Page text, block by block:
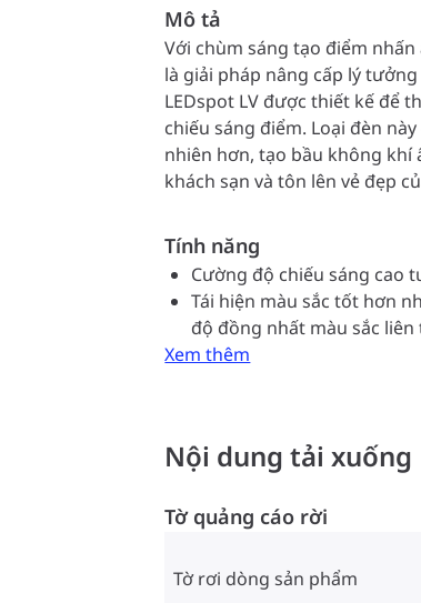
Mô tả
Với chùm sáng tạo điểm nhấn
là giải pháp nâng cấp lý
LEDspot LV được thiết kế để
chiếu sáng điểm. Loại đèn
nhiên hơn, tạo bầu không
khách sạn và tôn lên vẻ đẹp
trường nhờ đui đèn MR16 GU
dụng giải pháp được cấp
khả năng tương thích rộng
halogen 12V, mà còn đem
đương đèn halogen chiếu
độ sáng giúp điều chỉnh ánh
đời của sản phẩm. MASTER
khổng lồ, giảm chi phí bảo trì
hồi vốn đầu tư trong thời gian
Tính năng
Cường độ chiếu sáng cao
Tái hiện màu sắc tốt hơn
độ đồng nhất màu sắc liên
Xem thêm
Nội dung tải xuống
Tờ quảng cáo rời
Tờ rơi dòng sản phẩm